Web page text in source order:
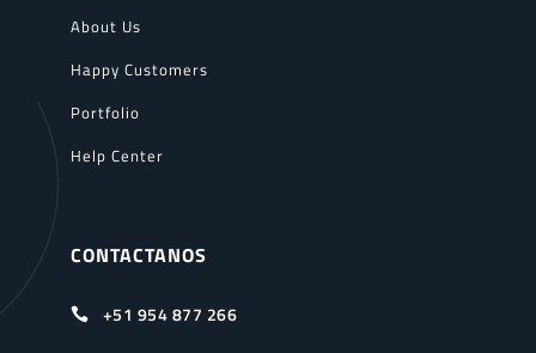
About Us
Happy Customers
Portfolio
Help Center
CONTACTANOS
 +51 954 877 266